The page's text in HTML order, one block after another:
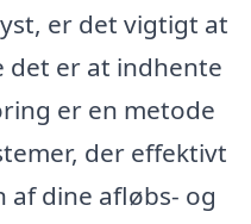
er det vigtigt at
er at indhente
er en metode
der effektivt
dine afløbs- og